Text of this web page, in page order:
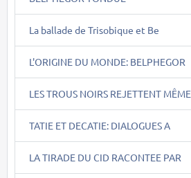
La ballade de Trisobique et Be
L'ORIGINE DU MONDE: BELPHEGOR
LES TROUS NOIRS REJETTENT MÊME
TATIE ET DECATIE: DIALOGUES A
LA TIRADE DU CID RACONTEE PAR